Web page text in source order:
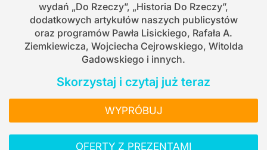
wydań „Do Rzeczy”, „Historia Do Rzeczy”,
dodatkowych artykułów naszych publicystów
oraz programów Pawła Lisickiego, Rafała A.
Ziemkiewicza, Wojciecha Cejrowskiego, Witolda
Gadowskiego i innych.
Skorzystaj i czytaj już teraz
WYPRÓBUJ
OFERTY Z PREZENTAMI